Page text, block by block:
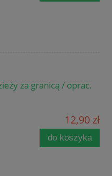
za granicą / oprac.
12,90 zł
do koszyka